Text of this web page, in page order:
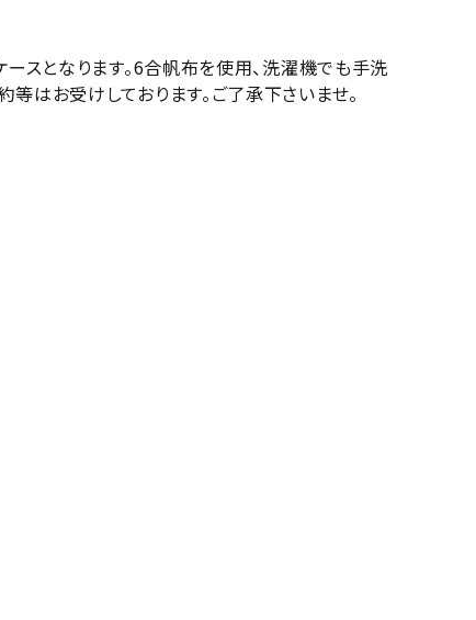
ースとなります。6合帆布を使用、洗濯機でも手洗
はお受けしております。ご了承下さいませ。